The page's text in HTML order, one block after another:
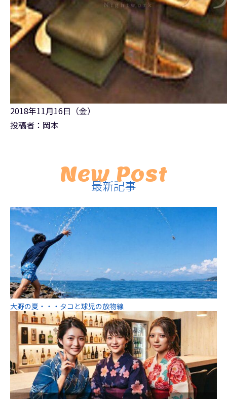
2018年11月16日（金）
投稿者：岡本
New Post
最新記事
大野の夏・・・タコと球児の放物線